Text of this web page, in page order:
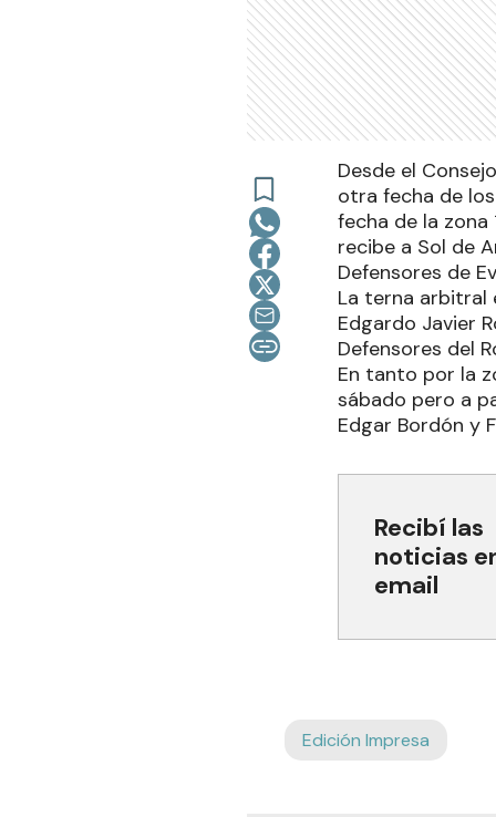
Desde el
otra fecha de
fecha de la zona
recibe a Sol de
Defensores de
La terna arbitral
Edgardo Javier
Defensores del
En tanto por la
sábado pero a
Edgar Bordón y
Recibí las
noticias
email
Edición Impresa